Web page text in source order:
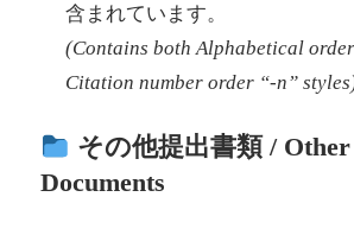
含まれています。
(Contains both Alphabetical
Citation number order “-n”
その他提出書類 /
Documents